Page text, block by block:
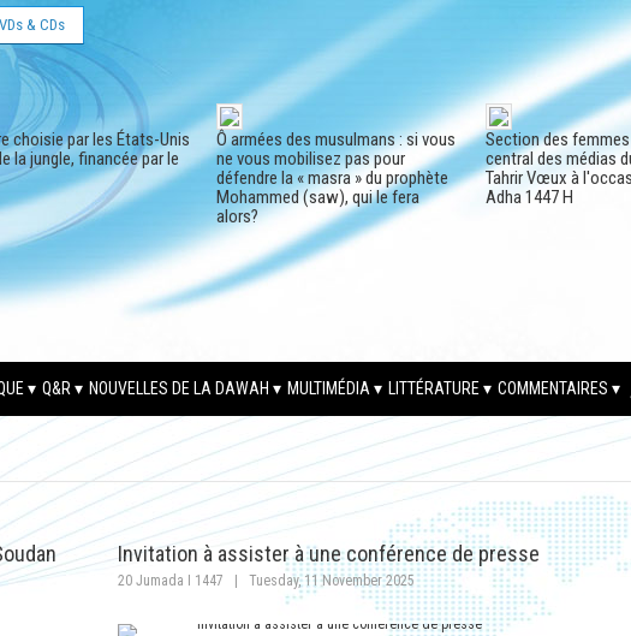
& CDs
choisie par les États-Unis
la jungle, financée par le
Ô armées des musulmans : si vous
ne vous mobilisez pas pour
défendre la « masra » du prophète
Mohammed (saw), qui le fera
alors?
Section des femmes
central des médias
Tahrir Vœux à
Adha 1447 H
Q&R NOUVELLES DE LA DAWAH MULTIMÉDIA LITTÉRATURE COMMENTAIRES
Invitation à assister à une conférence de presse
20 Jumada I 1447 |Tuesday, 11 November 2025